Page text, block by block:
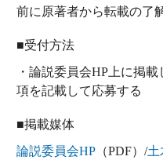
前に原著者から転載の了
■受付方法
・論説委員会HP上に掲載
項を記載して応募する
■掲載媒体
論説委員会HP （PDF）/土